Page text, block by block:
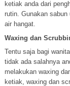
ketiak anda dari
rutin. Gunakan
air hangat.
Waxing dan
Tentu saja bagi
tidak ada salahnya
melakukan waxing
ketiak, waxing dan